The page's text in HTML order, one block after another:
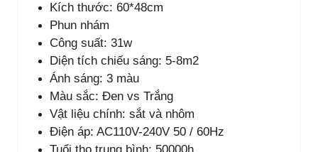
Kích thước: 60*48cm
Phun nhám
Công suất: 31w
Diện tích chiếu sáng: 5-8m2
Ánh sáng: 3 màu
Màu sắc: Đen vs Trắng
Vật liệu chính: sắt và nhôm
Điện áp: AC110V-240V 50 / 60Hz